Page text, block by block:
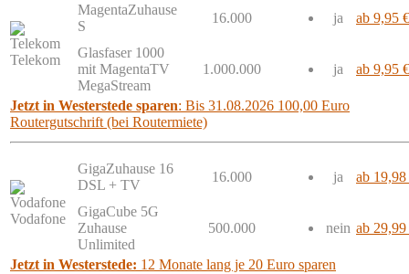
Telekom
MagentaZuhause
S
16.000 ja ab 9,95 €
Glasfaser 1000
mit MagentaTV
MegaStream
1.000.000 ja ab 9,95 €
Jetzt in Westerstede sparen: Bis 31.08.2026 100,00 Euro
Routergutschrift (bei Routermiete)
Vodafone
GigaZuhause 16
DSL + TV
16.000 ja ab 19,98
GigaCube 5G
Zuhause
Unlimited
500.000 nein ab 29,99
Jetzt in Westerstede: 12 Monate lang je 20 Euro sparen